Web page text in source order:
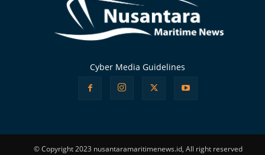
Cyber Media Guidelines
© Copyright 2023 nusantaramaritimenews.id, All right reserved